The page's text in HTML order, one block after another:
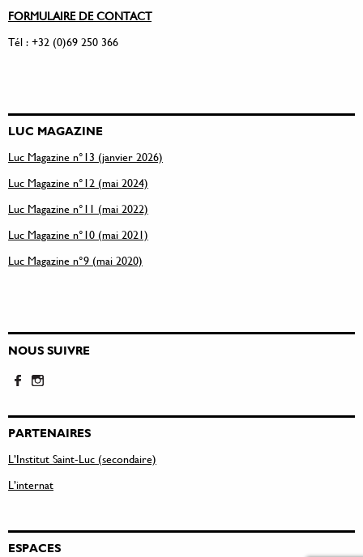
FORMULAIRE DE CONTACT
Tél : +32 (0)69 250 366
LUC MAGAZINE
Luc Magazine n°13 (janvier 2026)
Luc Magazine n°12 (mai 2024)
Luc Magazine n°11 (mai 2022)
Luc Magazine n°10 (mai 2021)
Luc Magazine n°9 (mai 2020)
NOUS SUIVRE
PARTENAIRES
L’Institut Saint-Luc (secondaire)
L’internat
ESPACES